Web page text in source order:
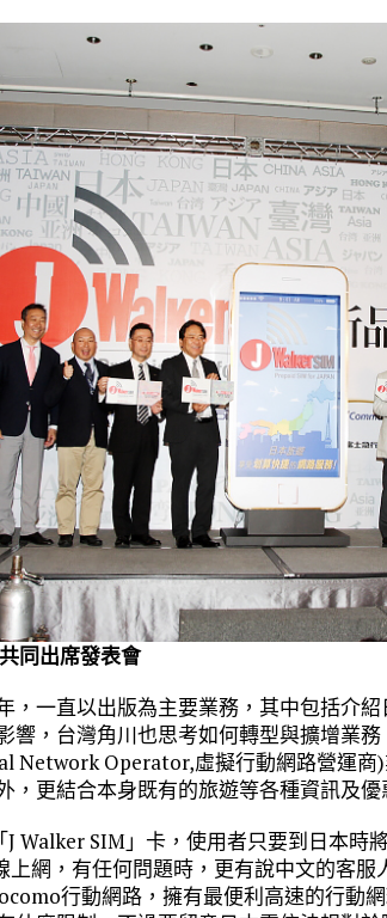
同出席發表會
，一直以出版為主要業務，其中包括介
響，台灣角川也思考如何轉型與擴增業
Network Operator,虛擬行動網路營運商)
，更結合本身既有的旅遊等各種資訊及優
J Walker SIM」卡，使用者只要到日本時
上網，有任何問題時，更有說中文的客
行動網路，擁有最便利高速的行動